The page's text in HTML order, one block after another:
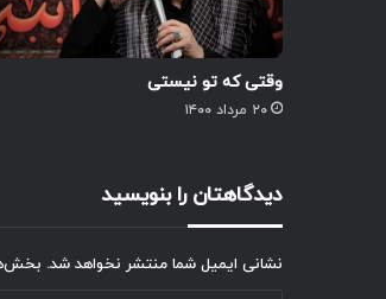
وقتی که تو نیستی
۲۰ مرداد ۱۴۰۰
دیدگاهتان را بنویسید
نشانی ایمیل شما منتشر نخواهد شد.